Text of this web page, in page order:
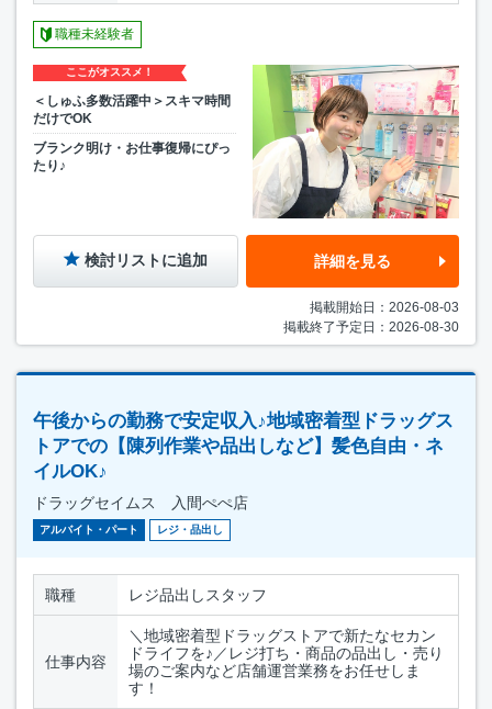
職種未経験者
ここがオススメ！
＜しゅふ多数活躍中＞スキマ時間
だけでOK
ブランク明け・お仕事復帰にぴっ
たり♪
検討リストに追加 詳細を見る
掲載開始日：2026-08-03
掲載終了予定日：2026-08-30
午後からの勤務で安定収入♪地域密着型ドラッグス
トアでの【陳列作業や品出しなど】髪色自由・ネ
イルOK♪
ドラッグセイムス 入間ぺぺ店
アルバイト・パート レジ・品出し
職種 レジ品出しスタッフ
仕事内容
＼地域密着型ドラッグストアで新たなセカン
ドライフを♪／レジ打ち・商品の品出し・売り
場のご案内など店舗運営業務をお任せしま
す！